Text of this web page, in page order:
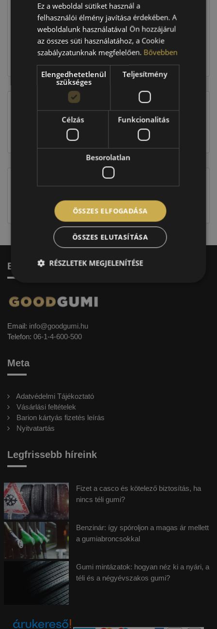
194 370 Ft
EU-s abroncscímke
Figyelem a feltüntetett címke adatok tájékoztató
címkével ellátott abroncs kerül kiszállításra.
Elérhetőség
Email: info@goodgumi.hu
Telefon: 06-1-4-600-500
Meta
Adatvédelmi Tájékoztató
Vásárlási feltételek
Barion kártyás fizetés leírás
Nyitvatartás
Legfrissebb híreink
Fizet a casco és kötelező biztosítás, ha
nincs téli gumi?
Benzinár: így spóroljon a magas ár mellett
a gumiabroncsokkal
Gumi mintázatok: hogyan néz ki a nyári, a
téli és a négyévszakos gumi?
Ez a weboldal sütiket használ a
felhasználói élmény javítása érdekében. A
weboldalunk használatával Ön hozzájárul
az összes süti használatához, a Cookie
szabályzatunknak megfelelően. Bővebben
Elengedhetetlenül
szükséges
Teljesítmény
Célzás Funkcionalitás
Besorolatlan
ÖSSZES ELFOGADÁSA
ÖSSZES ELUTASÍTÁSA
RÉSZLETEK MEGJELENÍTÉSE